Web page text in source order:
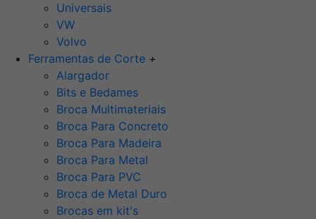
Universais
VW
Volvo
Ferramentas de Corte +
Alargador
Bits e Bedames
Broca Multimateriais
Broca Para Concreto
Broca Para Madeira
Broca Para Metal
Broca Para PVC
Broca de Metal Duro
Brocas em kit's